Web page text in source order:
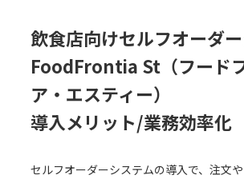
飲食店向けPOSシステム・オーダーエントリ
(FoodFrontia)
店舗周辺ソリューション
フードサービスソリューションの事例一覧
フードサービスソリューションのコラム一覧
フードサービスソリューションのお知らせ
飲食店向けセルフオーダ
FoodFrontia St（フード
ア・エスティー）
導入メリット/業務効率化
セルフオーダーシステムの導入で、注文